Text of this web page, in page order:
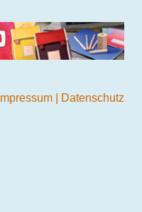
Impressum Datenschutz